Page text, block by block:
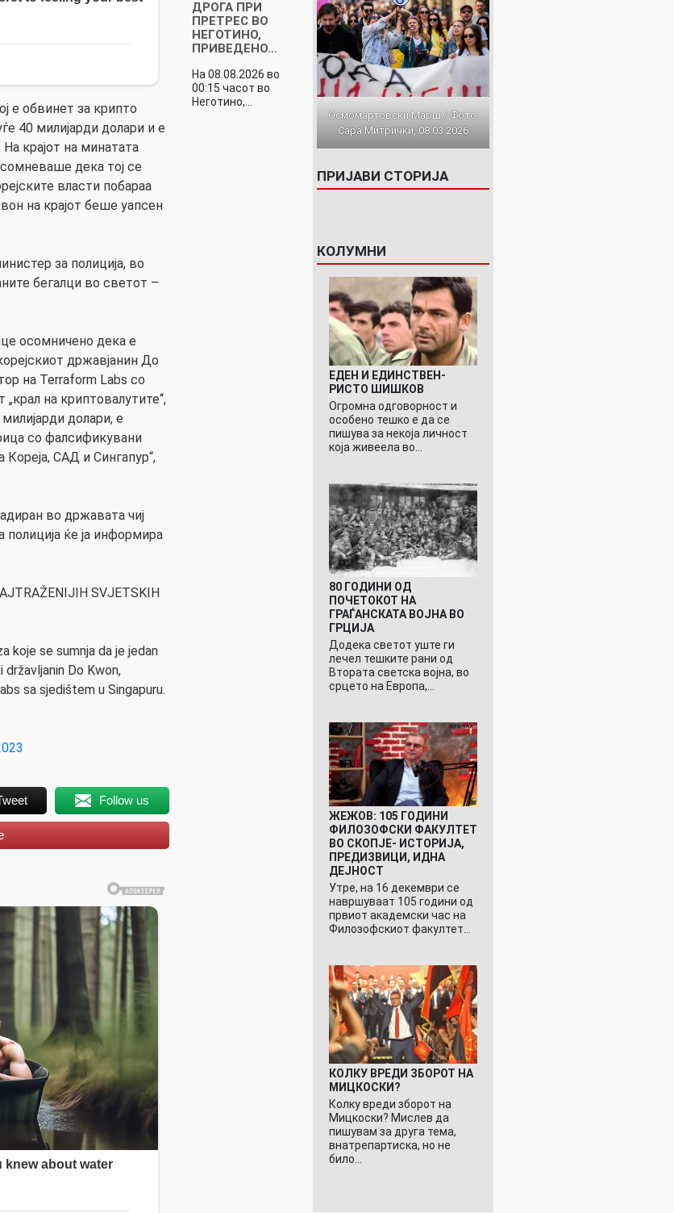
е обвинет за крипто
40 милијарди долари и е
крајот на минатата
дека тој се
власти побараа
на крајот беше уапсен
за полиција, во
бегалци во светот –
осомничено дека е
државјанин До
на Terraform Labs со
на криптовалутите“,
долари, е
со фалсификувани
САД и Сингапур“,
во државата чиј
полиција ќе ја информира
SVJETSKIH
koje se sumnja da je jedan
državljanin Do Kwon,
sa sjedištem u Singapuru.
Follow us
ДРОГА ПРИ
ПРЕТРЕС ВО
НЕГОТИНО,
ПРИВЕДЕНО…
На 08.08.2026 во
00:15 часот во
Неготино,…
Осмомартовски Марш / Фото:
Сара Митрички, 08.03.2026
ПРИЈАВИ СТОРИЈА
КОЛУМНИ
ЕДЕН И ЕДИНСТВЕН-
РИСТО ШИШКОВ
Огромна одговорност и
особено тешко е да се
пишува за некоја личност
која живеела во…
80 ГОДИНИ ОД
ПОЧЕТОКОТ НА
ГРАЃАНСКАТА ВОЈНА ВО
ГРЦИЈА
Додека светот уште ги
лечел тешките рани од
Втората светска војна, во
срцето на Европа,…
ЖЕЖОВ: 105 ГОДИНИ
ФИЛОЗОФСКИ ФАКУЛТЕТ
ВО СКОПЈЕ- ИСТОРИЈА,
ПРЕДИЗВИЦИ, ИДНА
ДЕЈНОСТ
Утре, на 16 декември се
навршуваат 105 години од
првиот академски час на
Филозофскиот факултет…
КОЛКУ ВРЕДИ ЗБОРОТ НА
МИЦКОСКИ?
Колку вреди зборот на
Мицкоски? Мислев да
пишувам за друга тема,
внатрепартиска, но не
било…